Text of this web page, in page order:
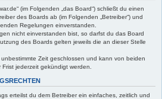
(im Folgenden „das Board“) schließt du einen
des Boards ab (im Folgenden „Betreiber“) und
Regelungen einverstanden.
nicht einverstanden bist, so darfst du das Board
des Boards gelten jeweils die an dieser Stelle
Zeit geschlossen und kann von beiden
jederzeit gekündigt werden.
erteilst du dem Betreiber ein einfaches, zeitlich und